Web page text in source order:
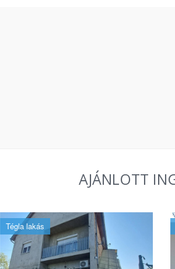
AJÁNLOTT
Tégla lakás